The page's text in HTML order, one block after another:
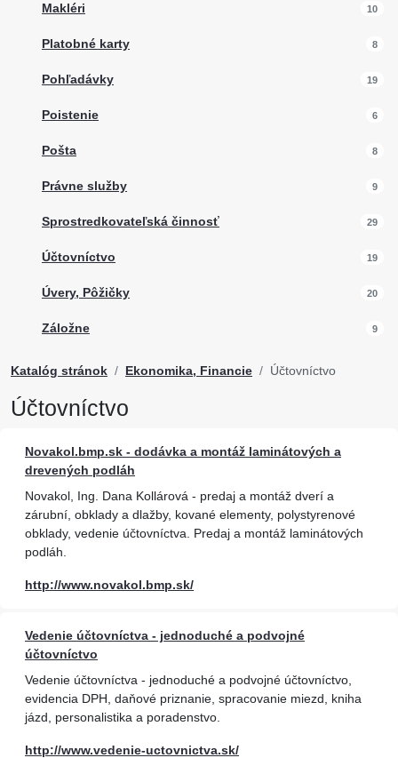
Makléri 10
Platobné karty 8
Pohľadávky 19
Poistenie 6
Pošta 8
Právne služby 9
Sprostredkovateľská činnosť 29
Účtovníctvo 19
Úvery, Pôžičky 20
Záložne 9
Katalóg stránok Ekonomika, Financie Účtovníctvo
Účtovníctvo
Novakol.bmp.sk - dodávka a montáž laminátových a
drevených podláh
Novakol, Ing. Dana Kollárová - predaj a montáž dverí a
zárubní, obklady a dlažby, kované elementy, polystyrenové
obklady, vedenie účtovníctva. Predaj a montáž laminátových
podláh.
http://www.novakol.bmp.sk/
Vedenie účtovníctva - jednoduché a podvojné
účtovníctvo
Vedenie účtovníctva - jednoduché a podvojné účtovníctvo,
evidencia DPH, daňové priznanie, spracovanie miezd, kniha
jázd, personalistika a poradenstvo.
http://www.vedenie-uctovnictva.sk/